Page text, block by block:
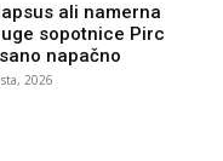
ali namerna
sopotnice Pirc
napačno
2026